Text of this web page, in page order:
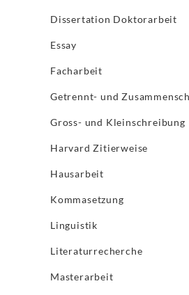
Dissertation Doktorarbeit
Essay
Facharbeit
Getrennt- und
Gross- und Kleinschreibung
Harvard Zitierweise
Hausarbeit
Kommasetzung
Linguistik
Literaturrecherche
Masterarbeit